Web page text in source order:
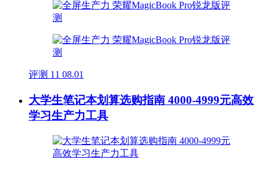
评测 11 08.01
大学生笔记本划算选购指南 4000-4999元高效
学习生产力工具